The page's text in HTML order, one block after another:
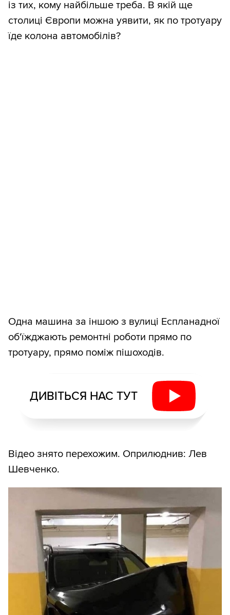
із тих, кому найбільше треба. В якій ще
столиці Європи можна уявити, як по тротуару
їде колона автомобілів?
Одна машина за іншою з вулиці Еспланадної
об'їжджають ремонтні роботи прямо по
тротуару, прямо поміж пішоходів.
ДИВІТЬСЯ НАС ТУТ
Відео знято перехожим. Оприлюднив: Лев
Шевченко.